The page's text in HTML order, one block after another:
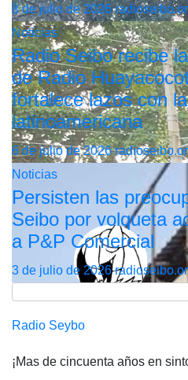
8 de julio de 2026
Noticias
Radio Seibo recibe
de Radio
fortalece lazos con
latinoamericana
6 de julio de 2026
Noticias
Persisten las
Seibo por volqueta
a P&P Comercial
3 de julio de 2026
Radio Seybo
¡Mas de cincuenta años en